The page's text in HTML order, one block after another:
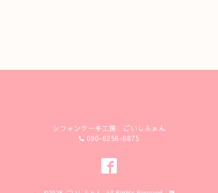
シフォンケーキ工房 ごいしふぉん
090-6256-6875